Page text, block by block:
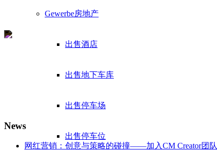
Gewerbe房地产
出售酒店
出售地下车库
出售停车场
出售停车位
News
网红营销：创意与策略的碰撞——加入CM Creator团队